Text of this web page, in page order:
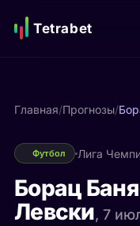
Tetrabet
Главная/Прогнозы/
Футбол Лига
Борац
Левски, 7